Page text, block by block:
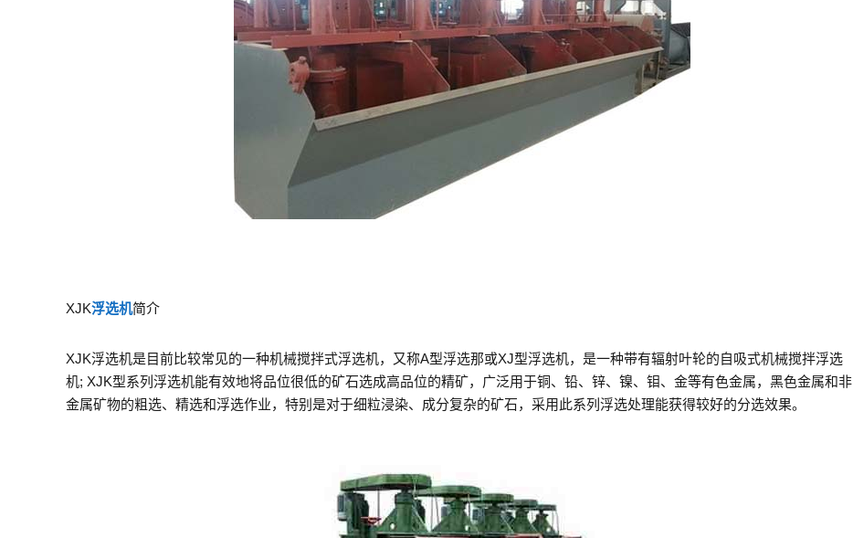
XJK浮选机简介
XJK浮选机是目前比较常见的一种机械搅拌式浮选机，又称A型浮选那或XJ型浮选机，是一种带有辐射叶轮的自吸式机械搅拌浮选
机; XJK型系列浮选机能有效地将品位很低的矿石选成高品位的精矿，广泛用于铜、铅、锌、镍、钼、金等有色金属，黑色金属和非
金属矿物的粗选、精选和浮选作业，特别是对于细粒浸染、成分复杂的矿石，采用此系列浮选处理能获得较好的分选效果。